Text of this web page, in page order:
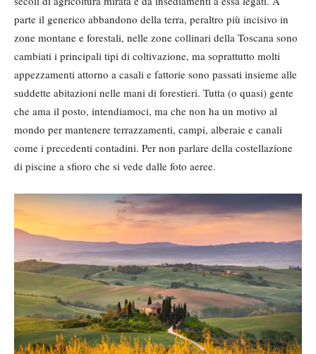
parte il generico abbandono della terra, peraltro più incisivo in
zone montane e forestali, nelle zone collinari della Toscana sono
cambiati i principali tipi di coltivazione, ma soprattutto molti
appezzamenti attorno a casali e fattorie sono passati insieme alle
suddette abitazioni nelle mani di forestieri. Tutta (o quasi) gente
che ama il posto, intendiamoci, ma che non ha un motivo al
mondo per mantenere terrazzamenti, campi, alberaie e canali
come i precedenti contadini. Per non parlare della costellazione
di piscine a sfioro che si vede dalle foto aeree.